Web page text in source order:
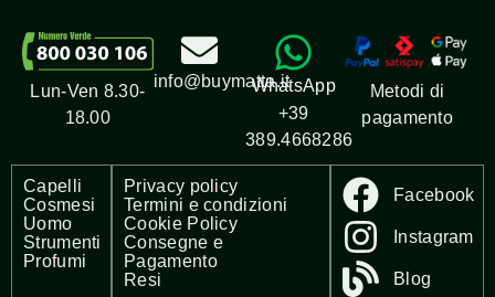
Lun-Ven 8.30-
18.00
info@buymatta.itWhatsApp
+39
389.4668286
Metodi di
pagamento
Capelli
Cosmesi
Uomo
Strumenti
Profumi
Privacy policy
Termini e condizioni
Cookie Policy
Consegne e
Pagamento
Resi
Facebook
Instagram
Blog